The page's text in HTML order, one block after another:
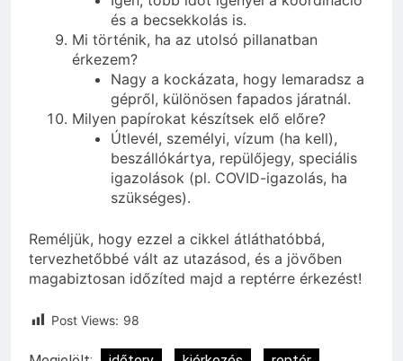
és a becsekkolás is.
Mi történik, ha az utolsó pillanatban
érkezem?
Nagy a kockázata, hogy lemaradsz a
gépről, különösen fapados járatnál.
Milyen papírokat készítsek elő előre?
Útlevél, személyi, vízum (ha kell),
beszállókártya, repülőjegy, speciális
igazolások (pl. COVID-igazolás, ha
szükséges).
Reméljük, hogy ezzel a cikkel átláthatóbbá,
tervezhetőbbé vált az utazásod, és a jövőben
magabiztosan időzíted majd a reptérre érkezést!
Post Views: 98